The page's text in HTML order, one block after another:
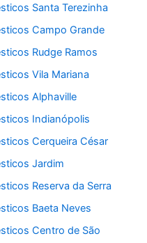
Santa Terezinha
Campo Grande
Rudge Ramos
Vila Mariana
Alphaville
Indianópolis
Cerqueira César
Jardim
Reserva da Serra
Baeta Neves
Centro de São